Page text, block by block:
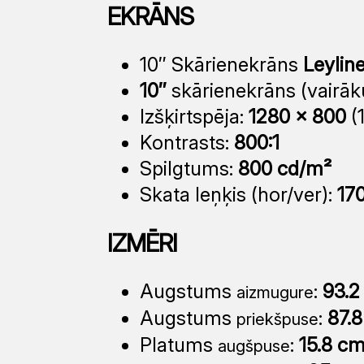
EKRĀNS
10″ Skārienekrāns
10″skārienekrāns
Izšķirtspēja: 1280 × 800
Kontrasts: 800:1
Spilgtums: 800 cd/m²
Skata leņķis (hor/ver):
IZMĒRI
Augstums aizmugure:
Augstums priekšpuse:
Platums augšpuse: 15.8